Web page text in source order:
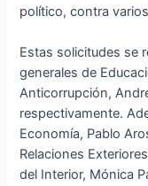
político, contra
Estas solicitudes se
generales de
Anticorrupción,
respectivamente.
Economía, Pablo
Relaciones
del Interior, Mónica